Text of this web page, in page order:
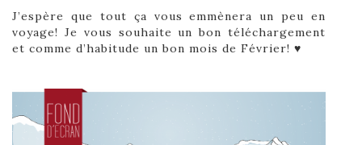
J’espère que tout ça vous emmènera un peu en
voyage! Je vous souhaite un bon téléchargement
et comme d’habitude un bon mois de Février! ♥